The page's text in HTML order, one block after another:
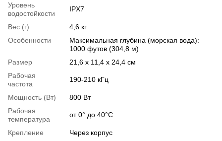
Уровень
водостойкости
IPX7
Вес (г)
4,6 кг
Особенности
Максимальная глубина (морская вода):
1000 футов (304,8 м)
Размер
21,6 x 11,4 x 24,4 см
Рабочая
частота
190-210 кГц
Мощность (Вт)
800 Вт
Рабочая
температура
от 0° до 40°C
Крепление
Через корпус